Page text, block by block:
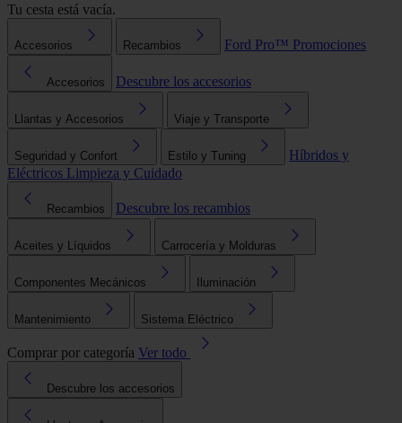
Tu cesta está vacía.
Accesorios Recambios Ford Pro™ Promociones
Accesorios Descubre los accesorios
Llantas y Accesorios Viaje y Transporte
Seguridad y Confort Estilo y Tuning
Híbridos y
Eléctricos Limpieza y Cuidado
Recambios Descubre los recambios
Aceites y Líquidos Carrocería y Molduras
Componentes Mecánicos Iluminación
Mantenimiento Sistema Eléctrico
Comprar por categoría Ver todo
Descubre los accesorios